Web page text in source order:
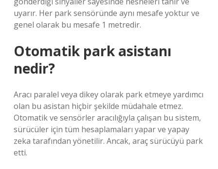
uyarır. Her park sensöründe aynı mesafe yoktur ve
genel olarak bu mesafe 1 metredir.
Otomatik park asistanı
nedir?
Aracı paralel veya dikey olarak park etmeye yardımcı
olan bu asistan hiçbir şekilde müdahale etmez.
Otomatik ve sensörler aracılığıyla çalışan bu sistem,
sürücüler için tüm hesaplamaları yapar ve yapay
zeka tarafından yönetilir. Ancak, araç sürücüyü park
etti.